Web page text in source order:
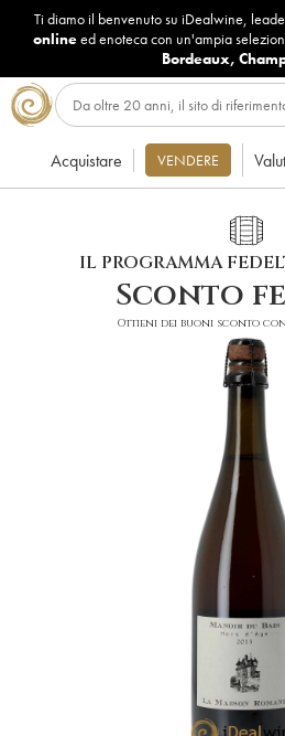
Ti diamo il benvenuto su iDealwine,
onlineed enoteca con un'ampia
Bordeaux,
Acquistare VENDERE
IL PROGRAMMA
Sconto
Ottieni dei buoni sconto